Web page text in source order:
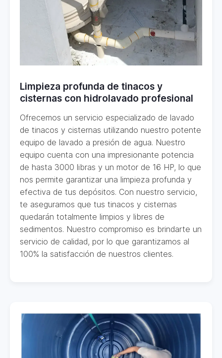
Limpieza profunda de tinacos y
cisternas con hidrolavado profesional
Ofrecemos un servicio especializado de lavado
de tinacos y cisternas utilizando nuestro potente
equipo de lavado a presión de agua. Nuestro
equipo cuenta con una impresionante potencia
de hasta 3000 libras y un motor de 16 HP, lo que
nos permite garantizar una limpieza profunda y
efectiva de tus depósitos. Con nuestro servicio,
te aseguramos que tus tinacos y cisternas
quedarán totalmente limpios y libres de
sedimentos. Nuestro compromiso es brindarte un
servicio de calidad, por lo que garantizamos al
100% la satisfacción de nuestros clientes.